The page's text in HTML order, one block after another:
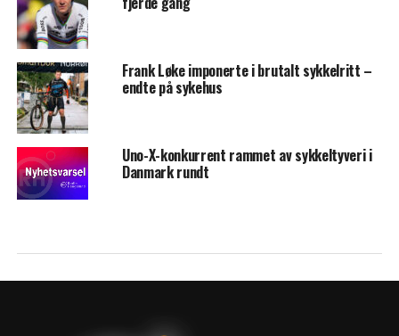
Frank Løke imponerte i brutalt sykkelritt –
endte på sykehus
Uno-X-konkurrent rammet av sykkeltyveri i
Danmark rundt